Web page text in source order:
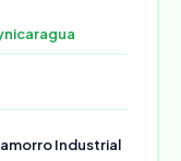
Industrial